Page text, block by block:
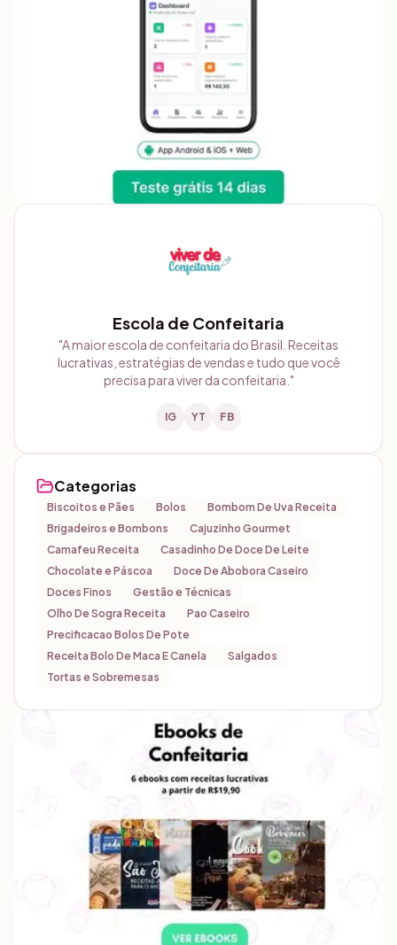
Escola de Confeitaria
"A maior escola de confeitaria do Brasil. Receitas
lucrativas, estratégias de vendas e tudo que você
precisa para viver da confeitaria. "
IG YT FB
Categorias
Biscoitos e Pães Bolos
Bombom De Uva Receita
Brigadeiros e Bombons
Cajuzinho Gourmet
Camafeu Receita
Casadinho De Doce De Leite
Chocolate e Páscoa
Doce De Abobora Caseiro
Doces Finos
Gestão e Técnicas
Olho De Sogra Receita
Pao Caseiro
Precificacao Bolos De Pote
Receita Bolo De Maca E Canela
Salgados
Tortas e Sobremesas